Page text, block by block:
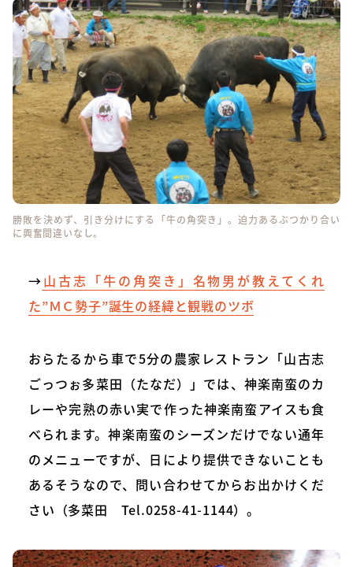
勝敗を決めず、引き分けにする「牛の角突き」。迫力あるぶつかり合い
に興奮間違いなし。
→山古志「牛の角突き」名物男が教えてくれ
た”ＭＣ勢子”誕生の経緯と観戦のツボ
おらたるから車で5分の農家レストラン「山古志
ごっつぉ多菜田（たなだ）」では、神楽南蛮のカ
レーや完熟の赤い実で作った神楽南蛮アイスも食
べられます。神楽南蛮のシーズンだけでない通年
のメニューですが、日により提供できないことも
あるそうなので、問い合わせてからお出かけくだ
さい（多菜田 Tel.0258-41-1144）。